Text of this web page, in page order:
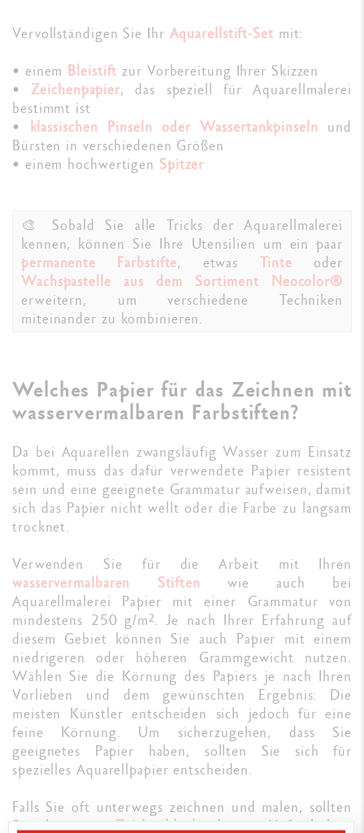
Vervollständigen Sie Ihr Aquarellstift-Set mit:
• einem Bleistift zur Vorbereitung Ihrer Skizzen
•Zeichenpapier, das speziell für Aquarellmalerei
bestimmt ist
•
klassischen Pinseln oder Wassertankpinseln und
Bürsten in verschiedenen Größen
• einem hochwertigen Spitzer
🎨 Sobald Sie alle Tricks der Aquarellmalerei
kennen, können Sie Ihre Utensilien um ein paar
permanente Farbstifte, etwas Tinte oder
Wachspastelle aus dem Sortiment Neocolor®
erweitern, um verschiedene Techniken
miteinander zu kombinieren.
Welches Papier für das Zeichnen mit
wasservermalbaren Farbstiften?
Da bei Aquarellen zwangsläufig Wasser zum Einsatz
kommt, muss das dafür verwendete Papier resistent
sein und eine geeignete Grammatur aufweisen, damit
sich das Papier nicht wellt oder die Farbe zu langsam
trocknet.
Verwenden Sie für die Arbeit mit Ihren
wasservermalbaren Stiften wie auch bei
Aquarellmalerei Papier mit einer Grammatur von
mindestens 250 g/m². Je nach Ihrer Erfahrung auf
diesem Gebiet können Sie auch Papier mit einem
niedrigeren oder höheren Grammgewicht nutzen.
Wählen Sie die Körnung des Papiers je nach Ihren
Vorlieben und dem gewünschten Ergebnis: Die
meisten Künstler entscheiden sich jedoch für eine
feine Körnung. Um sicherzugehen, dass Sie
geeignetes Papier haben, sollten Sie sich für
spezielles Aquarellpapier entscheiden.
Falls Sie oft unterwegs zeichnen und malen, sollten
Sie eher einenZeichenblockoder ein Heft als lose